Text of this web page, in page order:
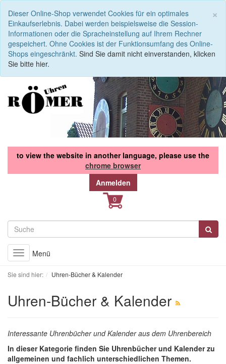
×
Dieser Online-Shop verwendet Cookies für ein optimales
Einkaufserlebnis. Dabei werden beispielsweise die Session-
Informationen oder die Spracheinstellung auf Ihrem Rechner
gespeichert. Ohne Cookies ist der Funktionsumfang des Online-
Shops eingeschränkt. Sind Sie damit nicht einverstanden, klicken
Sie bitte hier.
to view the website in another language, please use the
chrome browser
Anmelden
Toggle
navigation
Menü
Sie sind hier: Uhren-Bücher & Kalender
Uhren-Bücher & Kalender
Interessante Uhrenbücher und Kalender aus dem Uhrenbereich
In dieser Kategorie finden Sie Uhrenbücher und Kalender zu
allgemeinen und fachlich unterschiedlichen Themen.